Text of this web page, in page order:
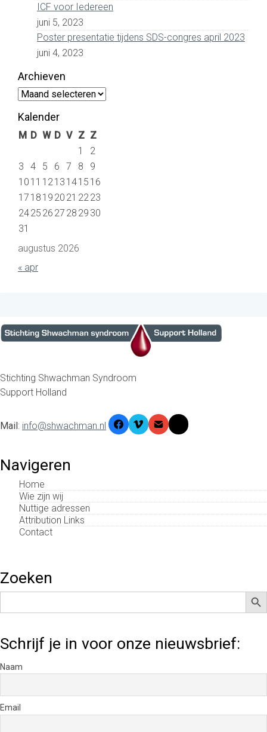
ICF voor Iedereen
juni 5, 2023
Poster presentatie tijdens SDS-congres april 2023
juni 4, 2023
Archieven
Archieven
Kalender
augustus 2026
M D W D V Z Z
1
2
3
4 5 6 7 8
9
10 11 1213 1415 16
17 18 19 20 21 2223
2425 26 27 28 29 30
31
« apr
Stichting Shwachman Syndroom
Support Holland
Mail: info@shwachman.nl
Navigeren
Home
Wie zijn wij
Nuttige adressen
Attribution Links
Contact
Zoeken
Zoek
Schrijf je in voor onze nieuwsbrief:
Naam
Email